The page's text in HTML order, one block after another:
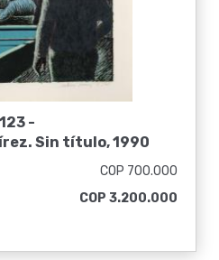
123 -
Sin título, 1990
COP 700.000
COP 3.200.000